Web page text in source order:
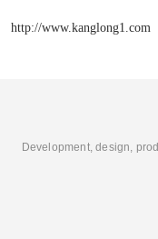
http://www.kanglong1.com
Development, design,